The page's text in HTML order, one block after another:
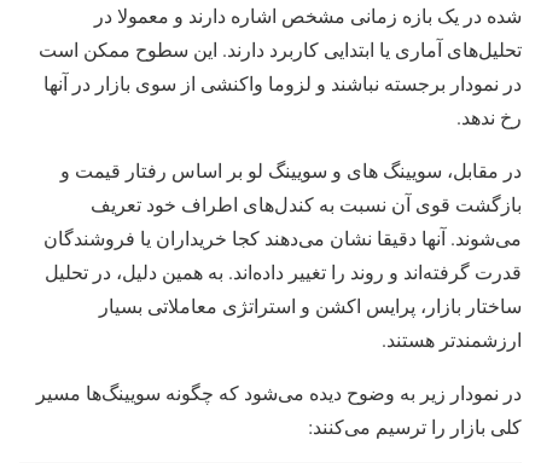
شده در یک بازه زمانی مشخص اشاره دارند و معمولا در
تحلیل‌های آماری یا ابتدایی کاربرد دارند. این سطوح ممکن است
در نمودار برجسته نباشند و لزوما واکنشی از سوی بازار در آنها
رخ ندهد.
در مقابل، سویینگ های و سویینگ لو بر اساس رفتار قیمت و
بازگشت قوی آن نسبت به کندل‌های اطراف خود تعریف
می‌شوند. آنها دقیقا نشان می‌دهند کجا خریداران یا فروشندگان
قدرت گرفته‌اند و روند را تغییر داده‌اند. به همین دلیل، در تحلیل
ساختار بازار، پرایس اکشن و استراتژی معاملاتی بسیار
ارزشمندتر هستند.
در نمودار زیر به وضوح دیده می‌شود که چگونه سویینگ‌ها مسیر
کلی بازار را ترسیم می‌کنند: